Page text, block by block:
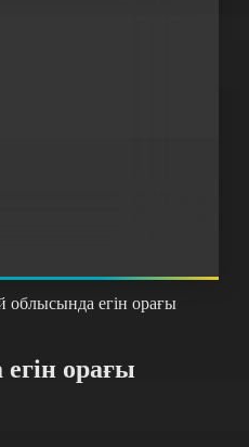
облысында егін орағы
орағы